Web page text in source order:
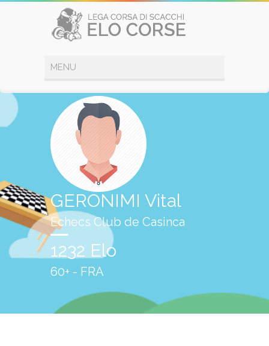
GERONIMI Vital
Echecs Club de Casinca
1232 Elo
60+ - FRA